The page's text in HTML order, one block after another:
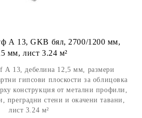
А 13, GKB бял, 2700/1200 мм,
мм, лист 3.24 м²
А 13, дебелина 12,5 мм, размери
гипсови плоскости за облицовка
конструкция от метални профили,
преградни стени и окачени тавани,
лист 3.24 м²